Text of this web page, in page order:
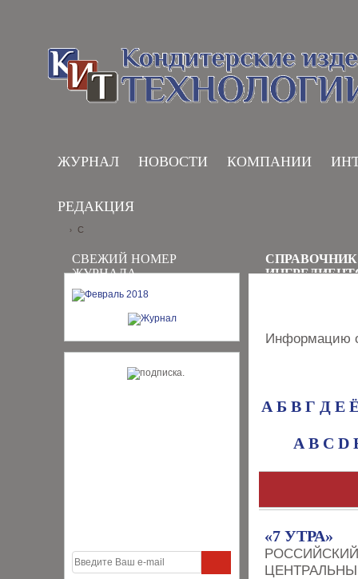
ЖУРНАЛ НОВОСТИ КОМПАНИИ
РЕДАКЦИЯ
СВЕЖИЙ НОМЕР
ЖУРНАЛА
› С
Информацию
А Б В Г Д Е
A B C D
«7 УТРА»